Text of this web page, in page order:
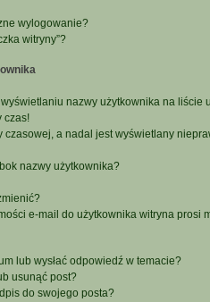
wylogowanie?
witryny”?
nazwy użytkownika na liście
czas!
czasowej, a nadal jest wyświetlany
nazwy użytkownika?
e-mail do użytkownika witryna prosi
lub wysłać odpowiedź w temacie?
usunąć post?
do swojego posta?